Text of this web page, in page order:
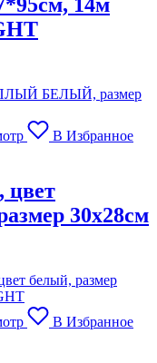
В Избранное
цвет
30х28см
В Избранное